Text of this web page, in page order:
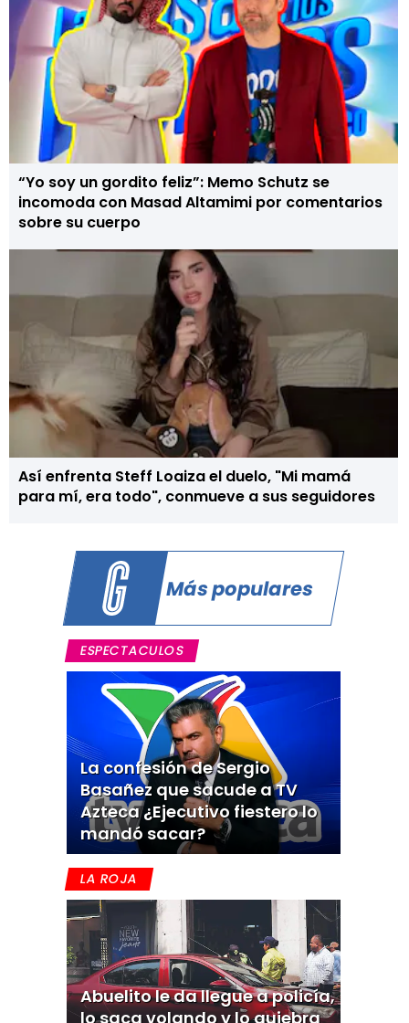
“Yo soy un gordito feliz”: Memo Schutz se
incomoda con Masad Altamimi por comentarios
sobre su cuerpo
Así enfrenta Steff Loaiza el duelo, "Mi mamá
para mí, era todo", conmueve a sus seguidores
Más populares
ESPECTACULOS
La confesión de Sergio
Basañez que sacude a TV
Azteca ¿Ejecutivo fiestero lo
mandó sacar?
LA ROJA
Abuelito le da llegue a policía,
lo saca volando y lo quiebra